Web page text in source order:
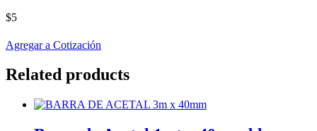
$5
Agregar a Cotización
Related products